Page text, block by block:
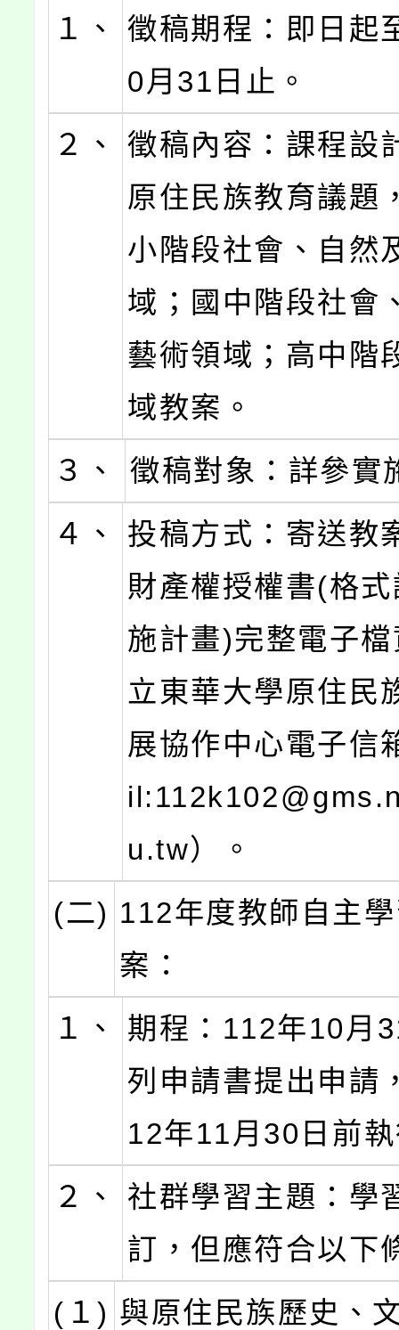
１、
徵稿期程：即日起
0月31日止。
２、
徵稿內容：課程設
原住民族教育議題
小階段社會、自然
域；國中階段社會
藝術領域；高中階
域教案。
３、
徵稿對象：詳參實
４、
投稿方式：寄送教
財產權授權書(格
施計畫)完整電子
立東華大學原住民
展協作中心電子信
u.tw）。
(二) 112年度教師自主
案：
１、
期程：112年10月
列申請書提出申請
12年11月30日前
２、
社群學習主題：學
訂，但應符合以下
(１) 與原住民族歷史、